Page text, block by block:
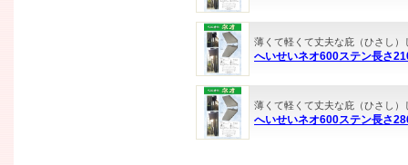
薄くて軽くて丈夫な庇（ひさし）
へいせいネオ600ステン長さ
薄くて軽くて丈夫な庇（ひさし）
へいせいネオ600ステン長さ